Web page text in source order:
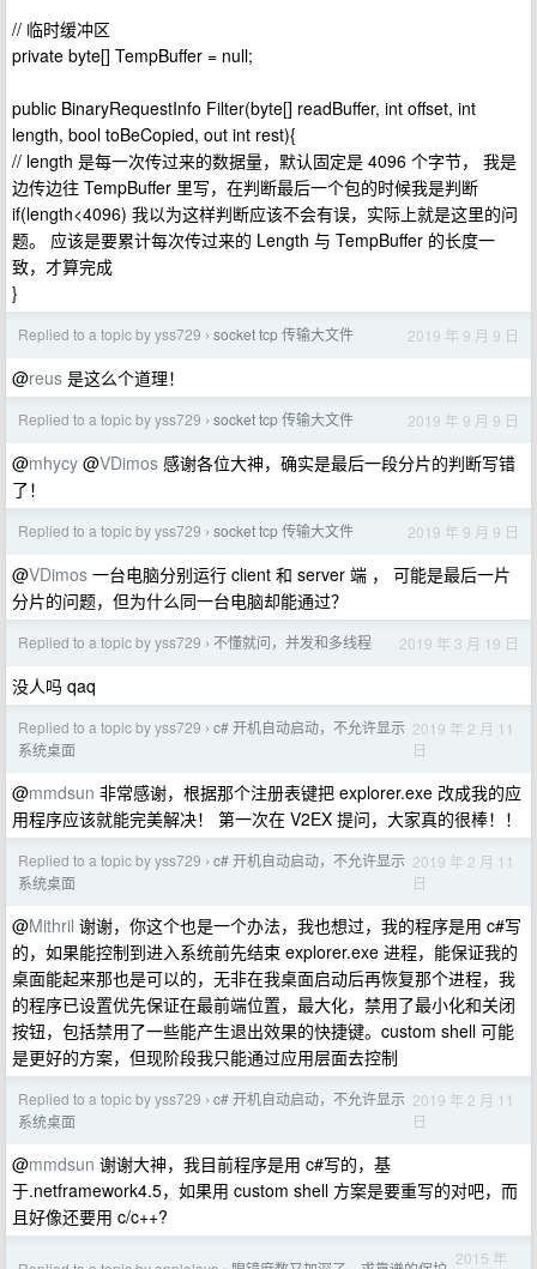
// 临时缓冲区
private byte[] TempBuffer = null;
public BinaryRequestInfo Filter(byte[] readBuffer, int offset, int
length, bool toBeCopied, out int rest){
// length 是每一次传过来的数据量，默认固定是 4096 个字节， 我是
边传边往 TempBuffer 里写，在判断最后一个包的时候我是判断
if(length<4096) 我以为这样判断应该不会有误，实际上就是这里的问
题。 应该是要累计每次传过来的 Length 与 TempBuffer 的长度一
致，才算完成
}
Replied to a topic by yss729 › socket tcp 传输大文件 2019 年 9 月 9 日
@reus 是这么个道理！
Replied to a topic by yss729 › socket tcp 传输大文件 2019 年 9 月 9 日
@mhycy @VDimos 感谢各位大神，确实是最后一段分片的判断写错
了！
Replied to a topic by yss729 › socket tcp 传输大文件 2019 年 9 月 9 日
@VDimos 一台电脑分别运行 client 和 server 端 ， 可能是最后一片
分片的问题，但为什么同一台电脑却能通过？
Replied to a topic by yss729 › 不懂就问，并发和多线程 2019 年 3 月 19 日
没人吗 qaq
Replied to a topic by yss729 › c# 开机自动启动，不允许显示
系统桌面
2019 年 2 月 11
日
@mmdsun 非常感谢，根据那个注册表键把 explorer.exe 改成我的应
用程序应该就能完美解决！ 第一次在 V2EX 提问，大家真的很棒！！
Replied to a topic by yss729 › c# 开机自动启动，不允许显示
系统桌面
2019 年 2 月 11
日
@Mithril 谢谢，你这个也是一个办法，我也想过，我的程序是用 c#写
的，如果能控制到进入系统前先结束 explorer.exe 进程，能保证我的
桌面能起来那也是可以的，无非在我桌面启动后再恢复那个进程，我
的程序已设置优先保证在最前端位置，最大化，禁用了最小化和关闭
按钮，包括禁用了一些能产生退出效果的快捷键。custom shell 可能
是更好的方案，但现阶段我只能通过应用层面去控制
Replied to a topic by yss729 › c# 开机自动启动，不允许显示
系统桌面
2019 年 2 月 11
日
@mmdsun 谢谢大神，我目前程序是用 c#写的，基
于.netframework4.5，如果用 custom shell 方案是要重写的对吧，而
且好像还要用 c/c++?
2015 年